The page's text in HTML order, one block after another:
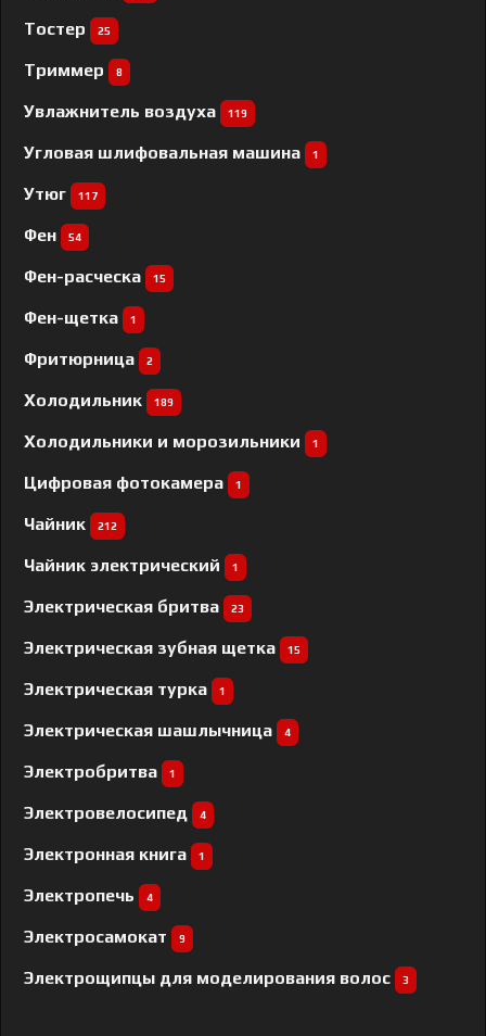
Тостер 25
Триммер 8
Увлажнитель воздуха 119
Угловая шлифовальная машина 1
Утюг 117
Фен 54
Фен-расческа 15
Фен-щетка 1
Фритюрница 2
Холодильник 189
Холодильники и морозильники 1
Цифровая фотокамера 1
Чайник 212
Чайник электрический 1
Электрическая бритва 23
Электрическая зубная щетка 15
Электрическая турка 1
Электрическая шашлычница 4
Электробритва 1
Электровелосипед 4
Электронная книга 1
Электропечь 4
Электросамокат 9
Электрощипцы для моделирования волос 3